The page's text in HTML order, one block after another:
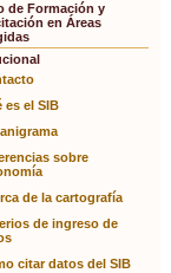
de Formación y
en Áreas
es el SIB
sobre
de la cartografía
de ingreso de
citar datos del SIB